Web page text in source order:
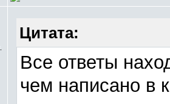
Цитата:
Все ответы
чем написано в